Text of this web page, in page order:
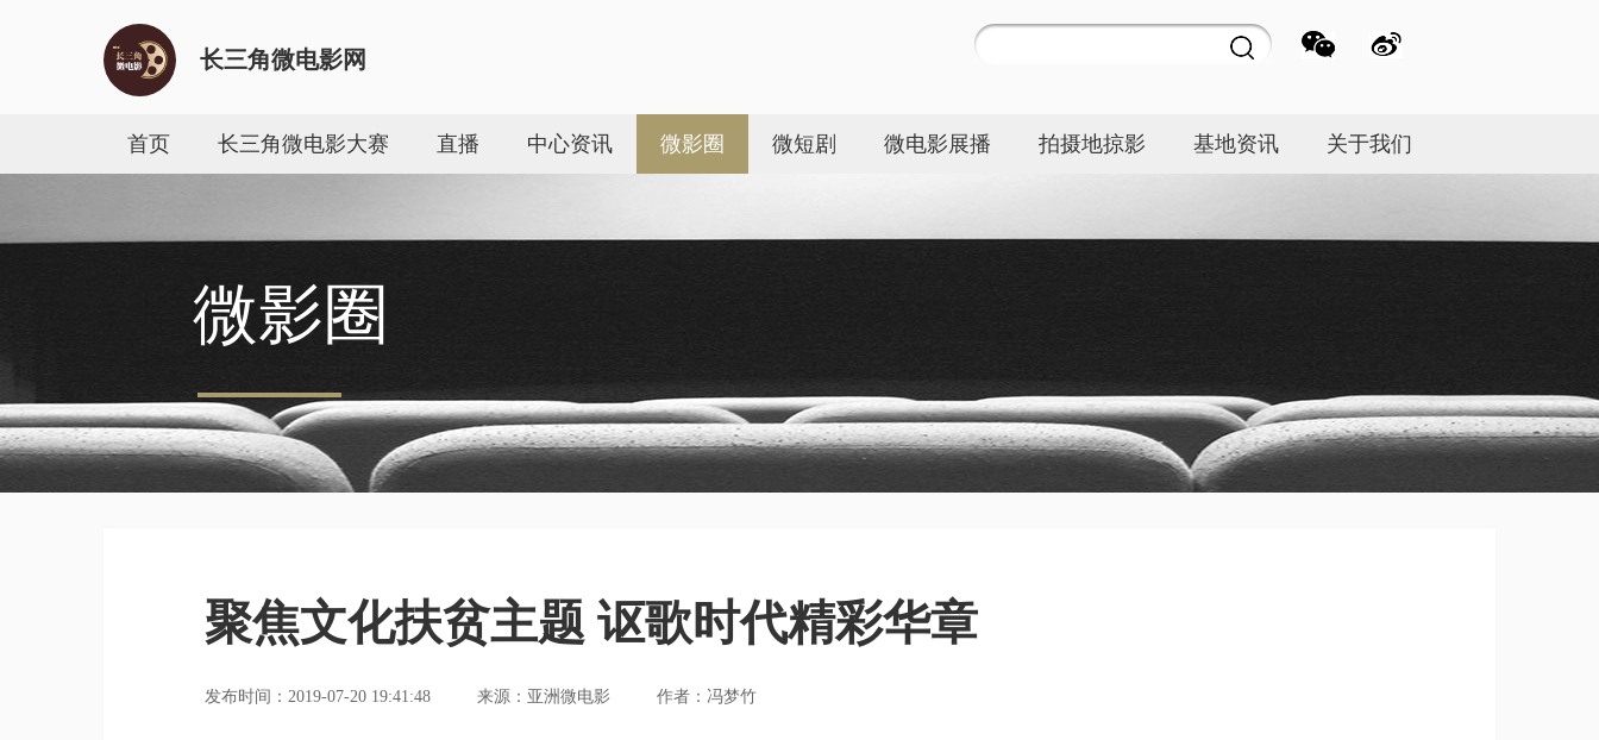
长三角微电影网
首页 长三角微电影大赛 直播 中心资讯 微影圈 微短剧 微电影展播 拍摄地掠影 基地资讯 关于我们
微影圈
聚焦文化扶贫主题 讴歌时代精彩华章
发布时间：2019-07-20 19:41:48 来源：亚洲微电影 作者：冯梦竹